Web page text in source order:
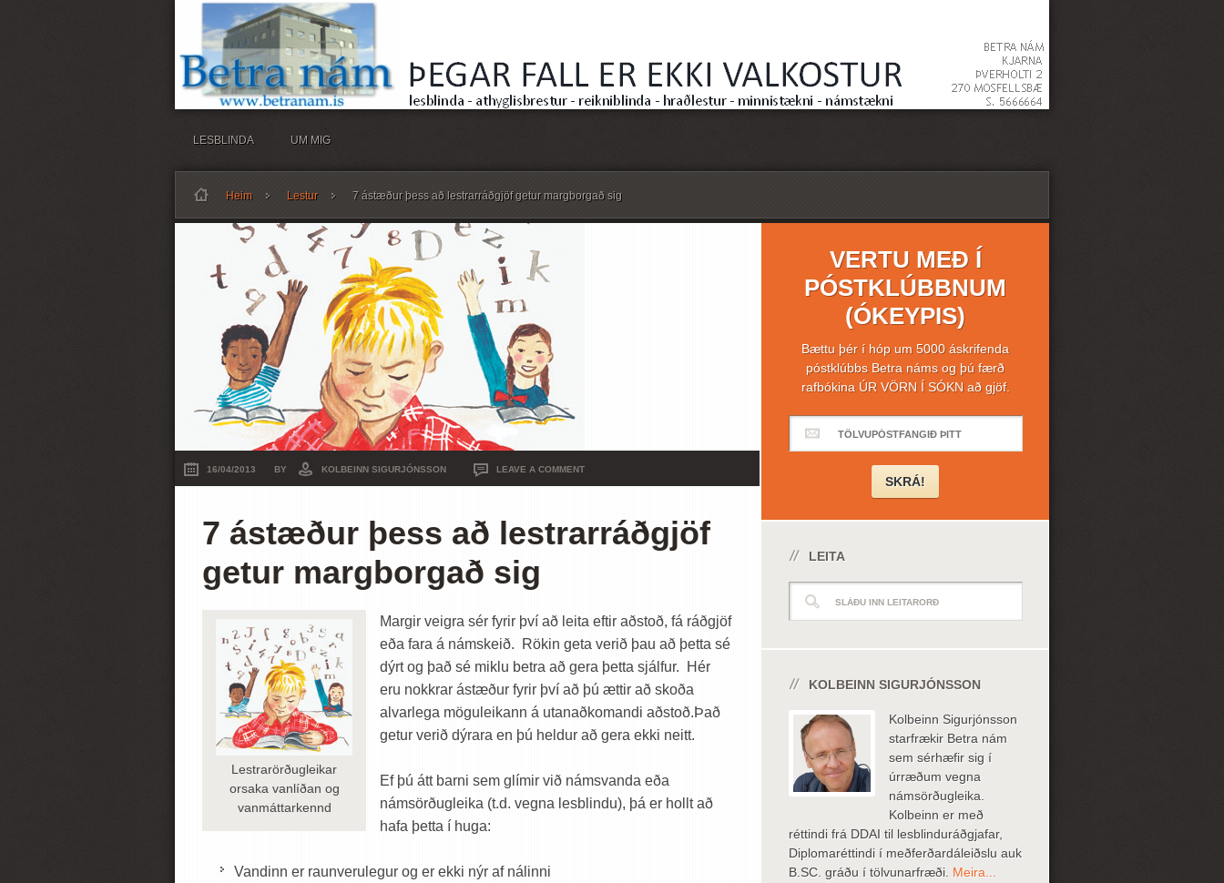
LESBLINDA UM MIG
Heim Lestur 7 ástæður þess að lestrarráðgjöf getur margborgað sig
16/04/2013 BY KOLBEINN SIGURJÓNSSON LEAVE A COMMENT
7 ástæður þess að lestrarráðgjöf
getur margborgað sig
Lestrarörðugleikar
orsaka vanlíðan og
vanmáttarkennd
Margir veigra sér fyrir því að leita eftir aðstoð, fá ráðgjöf
eða fara á námskeið. Rökin geta verið þau að þetta sé
dýrt og það sé miklu betra að gera þetta sjálfur. Hér
eru nokkrar ástæður fyrir því að þú ættir að skoða
alvarlega möguleikann á utanaðkomandi aðstoð.Það
getur verið dýrara en þú heldur að gera ekki neitt.
Ef þú átt barni sem glímir við námsvanda eða
námsörðugleika (t.d. vegna lesblindu), þá er hollt að
hafa þetta í huga:
Vandinn er raunverulegur og er ekki nýr af nálinni
VERTU MEÐ Í
PÓSTKLÚBBNUM
(ÓKEYPIS)
Bættu þér í hóp um 5000 áskrifenda
póstklúbbs Betra náms og þú færð
rafbókina ÚR VÖRN Í SÓKN að gjöf.
LEITA
KOLBEINN SIGURJÓNSSON
Kolbeinn Sigurjónsson
starfrækir Betra nám
sem sérhæfir sig í
úrræðum vegna
námsörðugleika.
Kolbeinn er með
réttindi frá DDAI til lesblinduráðgjafar,
Diplomaréttindi í meðferðardáleiðslu auk
B.SC. gráðu í tölvunarfræði. Meira...